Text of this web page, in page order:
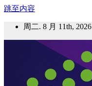
跳至内容
周二. 8 月 11th, 2026